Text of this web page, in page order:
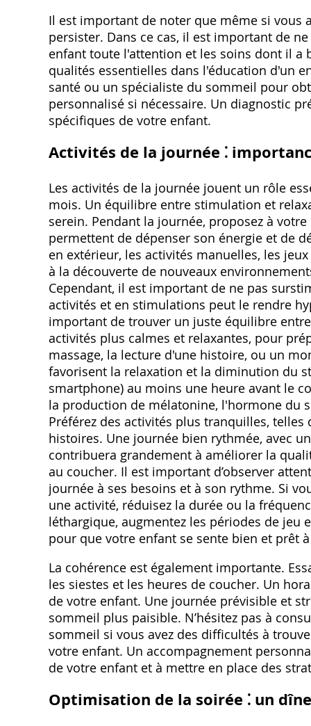
Il est important de noter que même si vous
persister. Dans ce cas, il est important de
enfant toute l'attention et les soins dont il a
qualités essentielles dans l'éducation d'un
santé ou un spécialiste du sommeil pour
personnalisé si nécessaire. Un diagnostic
spécifiques de votre enfant.
Activités de la journée ⁚
Les activités de la journée jouent un rôle
mois. Un équilibre entre stimulation et
serein. Pendant la journée, proposez à
permettent de dépenser son énergie et de
en extérieur, les activités manuelles, les
à la découverte de nouveaux
Cependant, il est important de ne pas
activités et en stimulations peut le rendre
important de trouver un juste équilibre
activités plus calmes et relaxantes, pour
massage, la lecture d'une histoire, ou un
favorisent la relaxation et la diminution du
smartphone) au moins une heure avant le
la production de mélatonine, l'hormone du
Préférez des activités plus tranquilles,
histoires. Une journée bien rythmée, avec
contribuera grandement à améliorer la
au coucher. Il est important d’observer
journée à ses besoins et à son rythme. Si
une activité, réduisez la durée ou la
léthargique, augmentez les périodes de
pour que votre enfant se sente bien et prêt
La cohérence est également importante.
les siestes et les heures de coucher. Un
de votre enfant. Une journée prévisible et
sommeil plus paisible. N’hésitez pas à
sommeil si vous avez des difficultés à
votre enfant. Un accompagnement
de votre enfant et à mettre en place des
Optimisation de la soirée ⁚ un